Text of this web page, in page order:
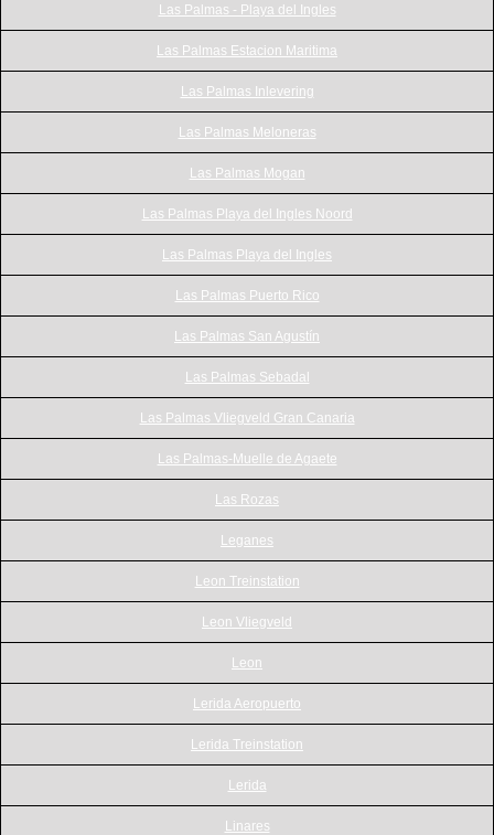
Las Palmas - Playa del Ingles
Las Palmas Estacion Maritima
Las Palmas Inlevering
Las Palmas Meloneras
Las Palmas Mogan
Las Palmas Playa del Ingles Noord
Las Palmas Playa del Ingles
Las Palmas Puerto Rico
Las Palmas San Agustín
Las Palmas Sebadal
Las Palmas Vliegveld Gran Canaria
Las Palmas-Muelle de Agaete
Las Rozas
Leganes
Leon Treinstation
Leon Vliegveld
Leon
Lerida Aeropuerto
Lerida Treinstation
Lerida
Linares